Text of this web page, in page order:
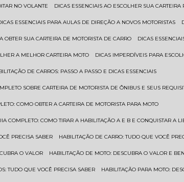
NO VOLANTE DICAS ESSENCIAIS AO ESCOLHER SUA
DICAS ESSENCIAIS PARA AULAS DE DIREÇÃO A NOVOS MOTORISTAS
OBTER SUA CARTEIRA DE MOTORISTA DE CARRO DICAS
A MELHOR CARTEIRA MOTO DICAS IMPERDÍVEIS PARA
DE CARROS: PASSO A PASSO E DICAS ESSENCIAIS
SOBRE CARTEIRA DE MOTORISTA DE ÔNIBUS E SEUS
COMO OBTER A CARTEIRA DE MOTORISTA PARA MOTO
COMPLETO: COMO TIRAR A HABILITAÇÃO A E B E CONQUISTAR A
PRECISA SABER HABILITAÇÃO DE CARRO: TUDO QUE VOCÊ
O VALOR HABILITAÇÃO DE MOTO: DESCUBRA O VALOR E
TUDO QUE VOCÊ PRECISA SABER HABILITAÇÃO PARA MOTO: